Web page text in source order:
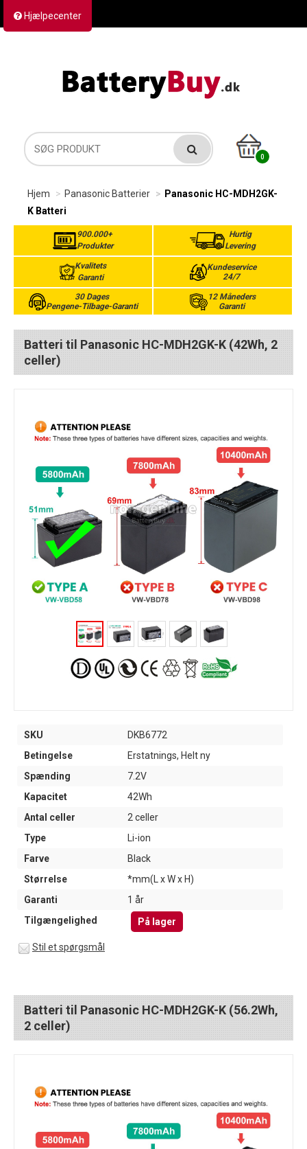
Hjælpecenter
0
Hjem Panasonic Batterier
Panasonic HC-MDH2GK-
K Batteri
900.000+
Produkter
Hurtig
Levering
Kvalitets
Garanti
Kundeservice
24/7
30 Dages
Pengene-Tilbage-Garanti
12 Måneders
Garanti
Batteri til Panasonic HC-MDH2GK-K (42Wh, 2
celler)
SKU
DKB6772
Betingelse
Erstatnings, Helt ny
Spænding
7.2V
Kapacitet
42Wh
Antal celler
2 celler
Type
Li-ion
Farve
Black
Størrelse
*mm(L x W x H)
Garanti
1 år
Tilgængelighed
På lager
Stil et spørgsmål
Batteri til Panasonic HC-MDH2GK-K (56.2Wh,
2 celler)